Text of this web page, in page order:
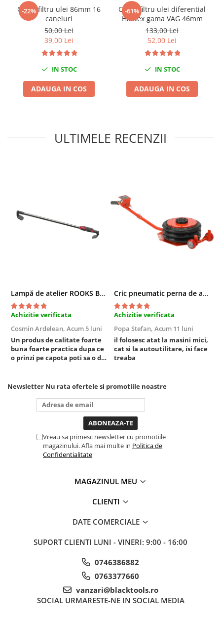
Peugeot
Renault
Suzuki
Universale
Scule pentru tinichigerie
Filtre Pneumatice
Furtune Aer Comprimat
Scule pentru nituit si capsat
Slefuitoare Pneumatice
Scule speciale
Diagnoza si masurari
Injectoare
Motor
Sistem directie
Sistem franare
Sistem Vibro-Power
Sisteme de ridicare si sustinere
Capre Auto
Cricuri Hidraulice
Masini de dejantat roti
Truse de scule si accesorii
Truse si accesorii 1/2
-22%
Cheie filtru ulei 86mm 16
caneluri
50,00 Lei
39,00 Lei
IN STOC
ADAUGA IN COS
-61%
Cheie filtru ulei diferential
Haldex gama VAG 46mm
133,00 Lei
52,00 Lei
IN STOC
ADAUGA IN COS
ULTIMELE RECENZII
Lampă de atelier ROOKS B2 HYBRID pentru capotă, 2000 lumeni, 5000 mAh
Achizitie verificata
Cosmin Ardelean, Acum 5 luni
Un produs de calitate foarte
buna foarte practica dupa ce
o prinzi pe capota poti sa o dai
puternica si de la baterie care
tine destul de mult dar daca o
bagi la priza nu mai ai treaba
toata ziua ,ce...
Cric pneumatic perna de aer cu inaltator 6T
Achizitie verificata
Popa Stefan, Acum 11 luni
il folosesc atat la masini mici,
cat si la autoutilitare, isi face
treaba
Newsletter Nu rata ofertele si promotiile noastre
Vreau sa primesc newsletter cu promotiile
magazinului. Afla mai multe in Politica de
Confidentialitate
MAGAZINUL MEU
CLIENTI
DATE COMERCIALE
SUPORT CLIENTI LUNI - VINERI: 9:00 - 16:00
0746386882
0763377660
vanzari@blacktools.ro
SOCIAL URMARESTE-NE IN SOCIAL MEDIA